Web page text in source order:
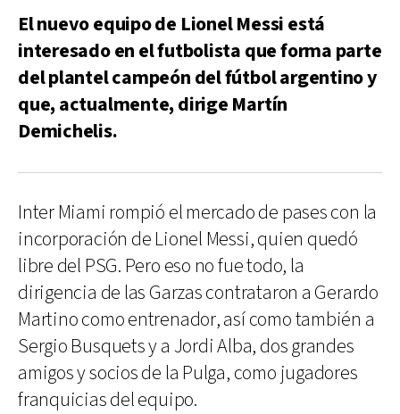
El nuevo equipo de Lionel Messi está
interesado en el futbolista que forma parte
del plantel campeón del fútbol argentino y
que, actualmente, dirige Martín
Demichelis.
Inter Miami rompió el mercado de pases con la
incorporación de Lionel Messi, quien quedó
libre del PSG. Pero eso no fue todo, la
dirigencia de las Garzas contrataron a Gerardo
Martino como entrenador, así como también a
Sergio Busquets y a Jordi Alba, dos grandes
amigos y socios de la Pulga, como jugadores
franquicias del equipo.